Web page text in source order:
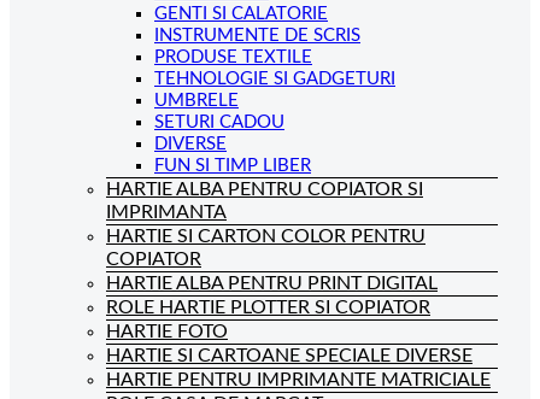
GENTI SI CALATORIE
INSTRUMENTE DE SCRIS
PRODUSE TEXTILE
TEHNOLOGIE SI GADGETURI
UMBRELE
SETURI CADOU
DIVERSE
FUN SI TIMP LIBER
HARTIE ALBA PENTRU COPIATOR SI
IMPRIMANTA
HARTIE SI CARTON COLOR PENTRU
COPIATOR
HARTIE ALBA PENTRU PRINT DIGITAL
ROLE HARTIE PLOTTER SI COPIATOR
HARTIE FOTO
HARTIE SI CARTOANE SPECIALE DIVERSE
HARTIE PENTRU IMPRIMANTE MATRICIALE